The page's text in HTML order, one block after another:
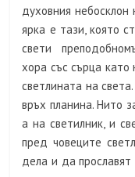
духовния небосклон
ярка е тази, която
свети
хора със сърца като
светлината на
връх планина. Нито
а на светилник, и
пред човеците
дела и да